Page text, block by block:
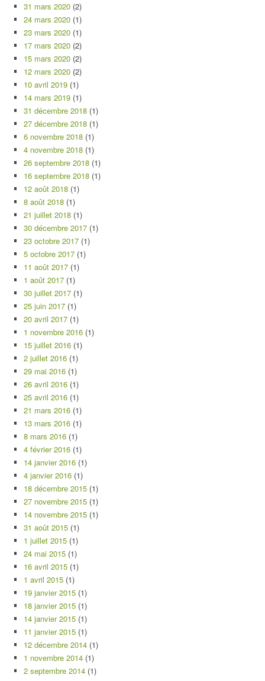
31 mars 2020 (2)
24 mars 2020 (1)
23 mars 2020 (1)
17 mars 2020 (2)
15 mars 2020 (2)
12 mars 2020 (2)
10 avril 2019 (1)
14 mars 2019 (1)
31 décembre 2018 (1)
27 décembre 2018 (1)
6 novembre 2018 (1)
4 novembre 2018 (1)
26 septembre 2018 (1)
16 septembre 2018 (1)
12 août 2018 (1)
8 août 2018 (1)
21 juillet 2018 (1)
30 décembre 2017 (1)
23 octobre 2017 (1)
5 octobre 2017 (1)
11 août 2017 (1)
1 août 2017 (1)
30 juillet 2017 (1)
25 juin 2017 (1)
20 avril 2017 (1)
1 novembre 2016 (1)
15 juillet 2016 (1)
2 juillet 2016 (1)
29 mai 2016 (1)
26 avril 2016 (1)
25 avril 2016 (1)
21 mars 2016 (1)
13 mars 2016 (1)
8 mars 2016 (1)
4 février 2016 (1)
14 janvier 2016 (1)
4 janvier 2016 (1)
18 décembre 2015 (1)
27 novembre 2015 (1)
14 novembre 2015 (1)
31 août 2015 (1)
1 juillet 2015 (1)
24 mai 2015 (1)
16 avril 2015 (1)
1 avril 2015 (1)
19 janvier 2015 (1)
18 janvier 2015 (1)
14 janvier 2015 (1)
11 janvier 2015 (1)
12 décembre 2014 (1)
1 novembre 2014 (1)
2 septembre 2014 (1)